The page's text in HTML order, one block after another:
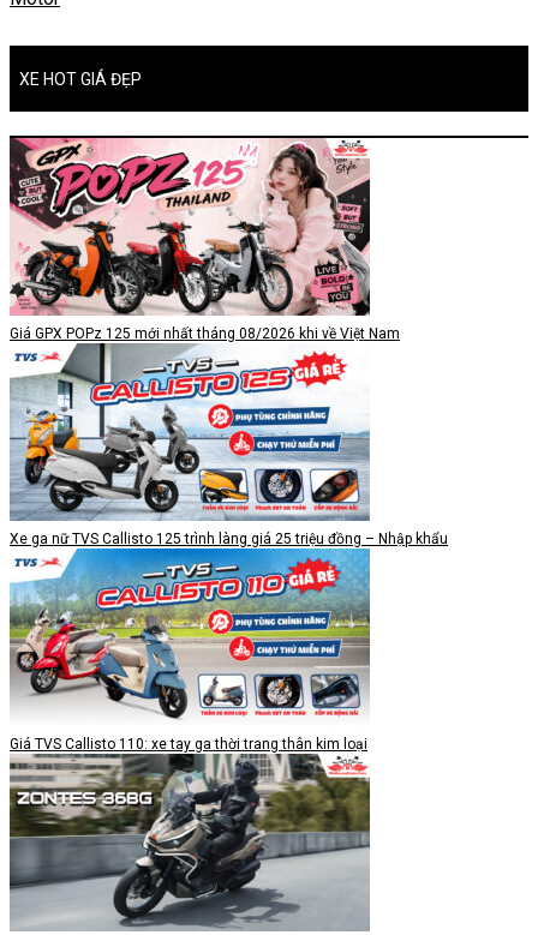
XE HOT GIÁ ĐẸP
Giá GPX POPz 125 mới nhất tháng 08/2026 khi về Việt Nam
Xe ga nữ TVS Callisto 125 trình làng giá 25 triệu đồng – Nhập khẩu
Giá TVS Callisto 110: xe tay ga thời trang thân kim loại